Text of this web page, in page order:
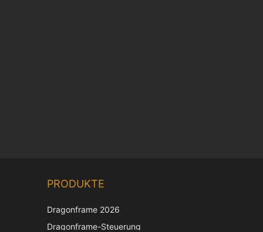
PRODUKTE
Dragonframe 2026
Dragonframe-Steuerung